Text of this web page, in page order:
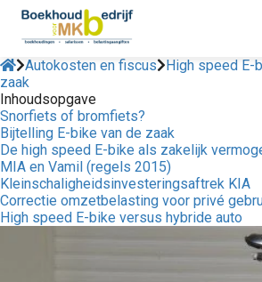
Autokosten en fiscus
High speed E-
zaak
Inhoudsopgave
Snorfiets of bromfiets?
Bijtelling E-bike van de zaak
De high speed E-bike als zakelijk
MIA en Vamil (regels 2015)
Kleinschaligheidsinvesteringsaftrek KIA
Correctie omzetbelasting voor privé
High speed E-bike versus hybride auto